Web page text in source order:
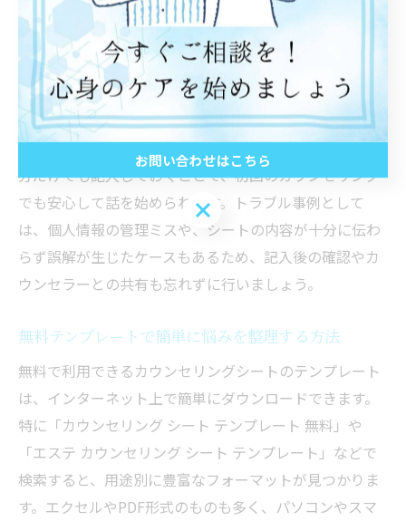
用する場合は、保存方法や第三者への情報漏洩リスクに
気をつけましょう。また、シートの記入がプレッシャー
になりすぎないよう、自分のペースで無理なく進めるこ
とが大切です。
「全部細かく書かなければ…」と考えすぎず、必要な部
分だけでも記入しておくことで、初回のカウンセリング
でも安心して話を始められます。トラブル事例として
は、個人情報の管理ミスや、シートの内容が十分に伝わ
らず誤解が生じたケースもあるため、記入後の確認やカ
ウンセラーとの共有も忘れずに行いましょう。
無料テンプレートで簡単に悩みを整理する方法
無料で利用できるカウンセリングシートのテンプレート
は、インターネット上で簡単にダウンロードできます。
特に「カウンセリング シート テンプレート 無料」や
「エステ カウンセリング シート テンプレート」などで
検索すると、用途別に豊富なフォーマットが見つかりま
す。エクセルやPDF形式のものも多く、パソコンやスマ
お問い合わせはこちら
お問い合わせはこちら